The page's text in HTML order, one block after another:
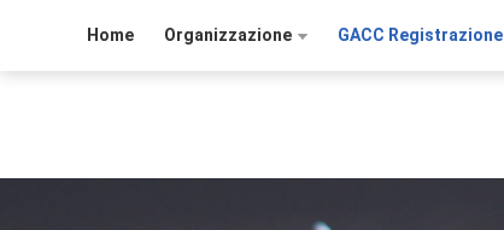
Home Organizzazione GACC Registrazione